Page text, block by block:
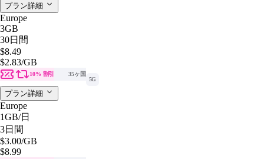
プラン詳細
Europe
3GB
30日間
$8.49
$2.83/GB
10% 割引
35ヶ国
5G
プラン詳細
Europe
1GB/日
3日間
$3.00/GB
$8.99